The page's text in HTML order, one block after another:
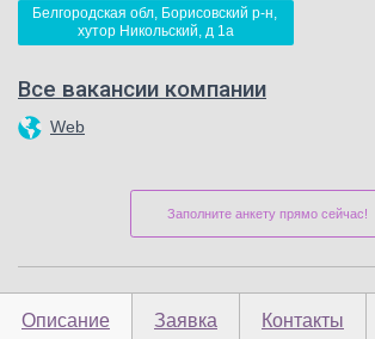
Белгородская обл, Борисовский р-н,
хутор Никольский, д 1а
Все вакансии компании
Web
Заполните анкету прямо сейчас!
Описание Заявка Контакты